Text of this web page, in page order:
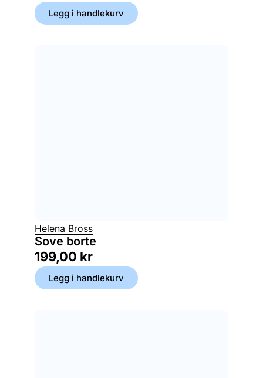
Legg i handlekurv
Helena Bross
Sove borte
199,00 kr
Legg i handlekurv